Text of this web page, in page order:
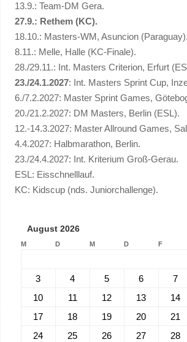
13.9.: Team-DM Gera.
27.9.: Rethem (KC).
18.10.: Masters-WM, Asuncion (Paraguay).
8.11.: Melle, Halle (KC-Finale).
28./29.11.: Int. Masters Criterion, Erfurt
23./24.1.2027: Int. Masters Sprint Cup,
6./7.2.2027: Master Sprint Games,
20./21.2.2027: DM Masters, Berlin (ESL).
12.-14.3.2027: Master Allround Games,
4.4.2027: Halbmarathon, Berlin.
23./24.4.2027: Int. Kriterium Groß-Gerau.
ESL: Eisschnelllauf.
KC: Kidscup (nds. Juniorchallenge).
August 2026
M D M D F
3
4 5 6 7
10
11 12 13 14
17
18 19 20 21
24
25 26 27 28